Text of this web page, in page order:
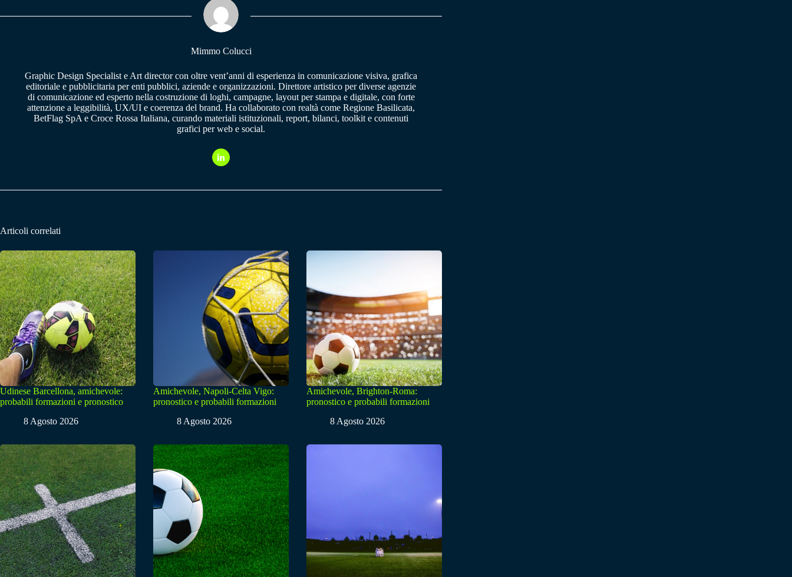
pp m
Mimmo Colucci
Graphic Design Specialist e Art director con oltre vent’anni di esperienza in comunicazione visiva, grafica
editoriale e pubblicitaria per enti pubblici, aziende e organizzazioni. Direttore artistico per diverse agenzie
di comunicazione ed esperto nella costruzione di loghi, campagne, layout per stampa e digitale, con forte
attenzione a leggibilità, UX/UI e coerenza del brand. Ha collaborato con realtà come Regione Basilicata,
BetFlag SpA e Croce Rossa Italiana, curando materiali istituzionali, report, bilanci, toolkit e contenuti
grafici per web e social.
Articoli correlati
Udinese Barcellona, amichevole:
probabili formazioni e pronostico
8 Agosto 2026
Amichevole, Napoli-Celta Vigo:
pronostico e probabili formazioni
8 Agosto 2026
Amichevole, Brighton-Roma:
pronostico e probabili formazioni
8 Agosto 2026